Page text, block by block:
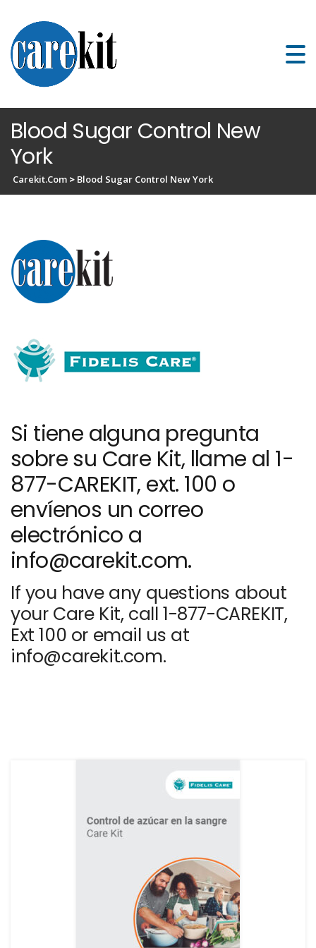
Blood Sugar Control New
York
Carekit.com > Blood Sugar Control New York
Si tiene alguna pregunta
sobre su Care Kit, llame al 1-
877-CAREKIT, ext. 100 o
envíenos un correo
electrónico a
info@carekit.com.
If you have any questions about
your Care Kit, call 1-877-CAREKIT,
Ext 100 or email us at
info@carekit.com.